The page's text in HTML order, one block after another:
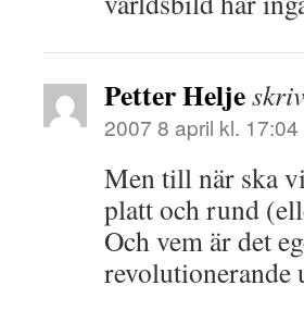
Petter Helje
2007 8 april kl. 17:04
Men till när ska
platt och rund
Och vem är det
revolutionerande